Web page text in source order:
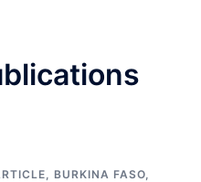
, BURKINA FASO,